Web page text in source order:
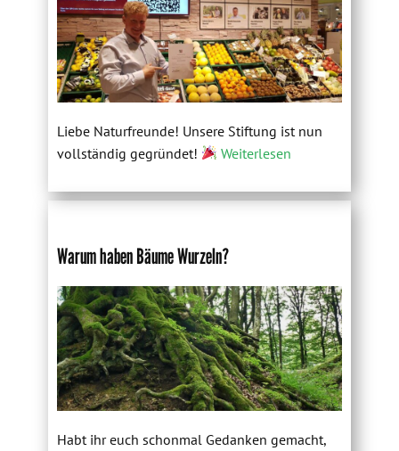
Liebe Naturfreunde! Unsere Stiftung ist nun
vollständig gegründet!
Weiterlesen
Warum haben Bäume Wurzeln?
Habt ihr euch schonmal Gedanken gemacht,